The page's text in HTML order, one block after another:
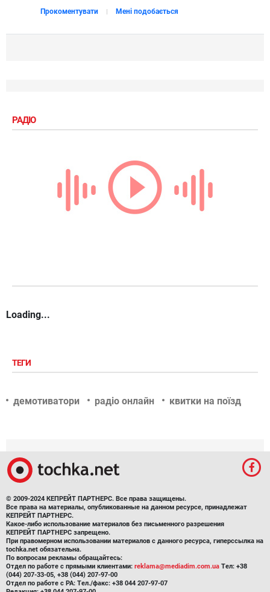
Прокоментувати Мені подобається
РАДІО
Loading...
ТЕГИ
демотиватори радіо онлайн квитки на поїзд
© 2009-2024 КЕПРЕЙТ ПАРТНЕРС. Все права защищены.
Все права на материалы, опубликованные на данном ресурсе, принадлежат
КЕПРЕЙТ ПАРТНЕРС.
Какое-либо использование материалов без письменного разрешения
КЕПРЕЙТ ПАРТНЕРС запрещено.
При правомерном использовании материалов с данного ресурса, гиперссылка на
tochka.net обязательна.
По вопросам рекламы обращайтесь:
Отдел по работе с прямыми клиентами: reklama@mediadim.com.ua Тел: +38
(044) 207-33-05, +38 (044) 207-97-00
Отдел по работе с РА: Тел./факс: +38 044 207-97-07